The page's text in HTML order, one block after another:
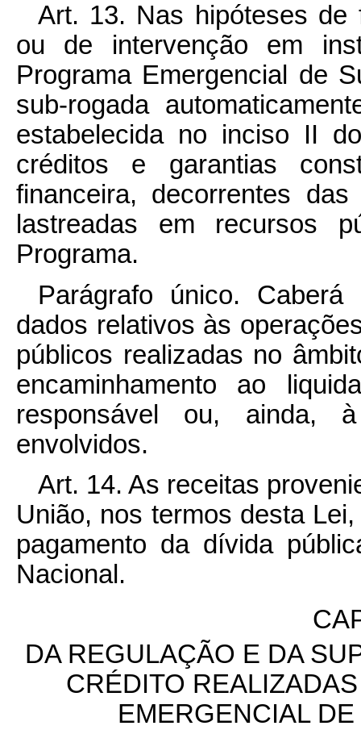
Art. 13. Nas hipóteses de
ou de intervenção em
Programa Emergencial de
sub-rogada
estabelecida no inciso II
créditos e garantias
financeira, decorrentes
lastreadas em recursos
Programa.
Parágrafo único.
dados relativos às
públicos realizadas no
encaminhamento ao
responsável ou, ainda,
envolvidos.
Art. 14. As receitas
União, nos termos desta
pagamento da dívida
Nacional.
DA REGULAÇÃO E DA
CRÉDITO
EMERGENCIAL